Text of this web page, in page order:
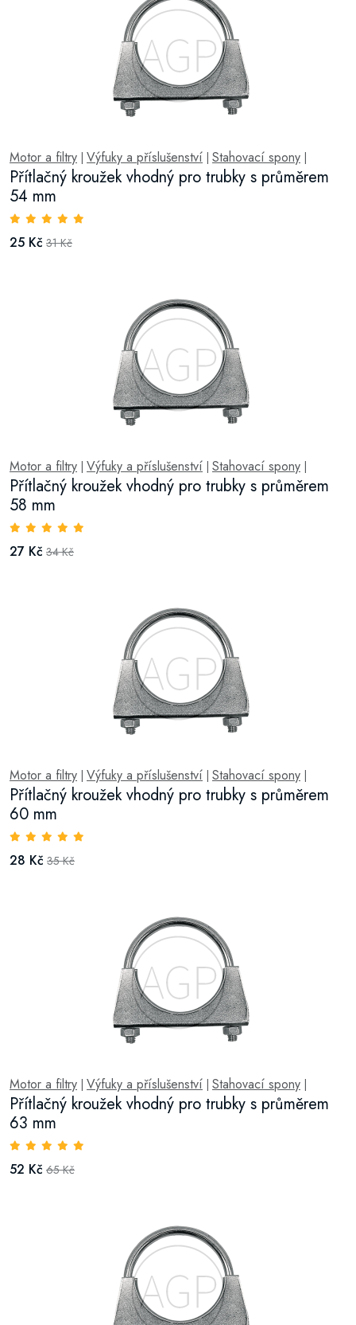
Motor a filtry Výfuky a příslušenství Stahovací spony
Přítlačný kroužek vhodný pro trubky s průměrem
54 mm
25 Kč 31 Kč
Motor a filtry Výfuky a příslušenství Stahovací spony
Přítlačný kroužek vhodný pro trubky s průměrem
58 mm
27 Kč 34 Kč
Motor a filtry Výfuky a příslušenství Stahovací spony
Přítlačný kroužek vhodný pro trubky s průměrem
60 mm
28 Kč 35 Kč
Motor a filtry Výfuky a příslušenství Stahovací spony
Přítlačný kroužek vhodný pro trubky s průměrem
63 mm
52 Kč 65 Kč